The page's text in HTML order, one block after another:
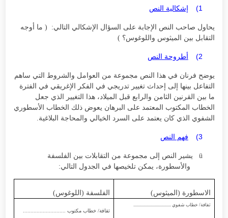
1) إشكالية النص
يحاول صاحب النص الإجابة على السؤال الإشكالي التالي: ( ما أوجه
التقابل بين الميثوس واللوغوس؟ )
2) أطروحة النص
يوضح فرنان في هذا النص مجموعة من العوامل والشروط التي ساهم
التفاعل بينها إلى إحداث تغيير تدريجي في الفكر الإغريقي في الفترة
ما بين القرنين الثامن والرابع قبل الميلاد، هذا التغيير الذي جعل
الخطاب المكتوب المعتمد على البرهان يعوض ذلك الخطاب الأسطوري
الشفوي الذي كان يعتمد على السرد الخيالي والمحاجة البلاغية.
3) فهم النص
ü يشير
النص إلى مجموعة من التقابلات بين الفلسفة
والأسطورة، يمكن تلخيصها في الجدول التالي:
الاسطورة (الميثوس) الفلسفة (اللوغوس)
ثقافة/ خطاب شفوي .....................................
ثقافة/ خطاب مكتوب ............................